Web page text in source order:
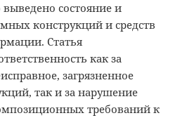
состояние и
конструкций и средств
Статья
как за
загрязненное
так и за нарушение
требований к